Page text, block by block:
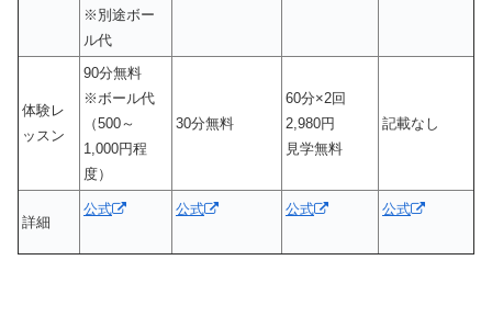
※別途ボー
ル代
体験レ
ッスン
90分無料
※ボール代
（500～
1,000円程
度）
30分無料
60分×2回
2,980円
見学無料
記載なし
詳細
公式 公式 公式 公式